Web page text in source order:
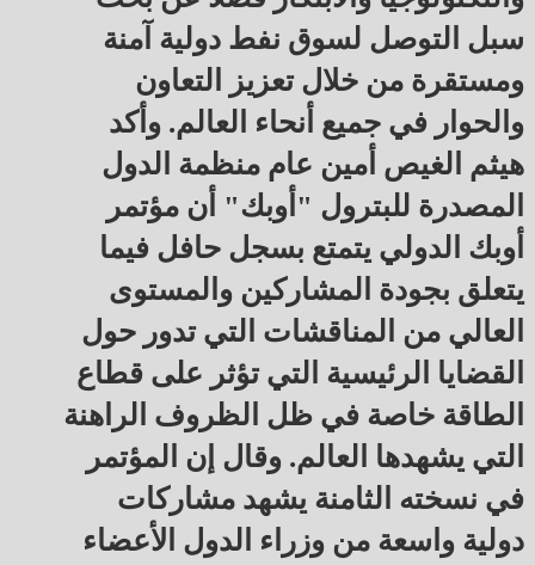
سبل التوصل لسوق نفط دولية آمنة
ومستقرة من خلال تعزيز التعاون
والحوار في جميع أنحاء العالم. وأكد
هيثم الغيص أمين عام منظمة الدول
المصدرة للبترول "أوبك" أن مؤتمر
أوبك الدولي يتمتع بسجل حافل فيما
يتعلق بجودة المشاركين والمستوى
العالي من المناقشات التي تدور حول
القضايا الرئيسية التي تؤثر على قطاع
الطاقة خاصة في ظل الظروف الراهنة
التي يشهدها العالم. وقال إن المؤتمر
في نسخته الثامنة يشهد مشاركات
دولية واسعة من وزراء الدول الأعضاء